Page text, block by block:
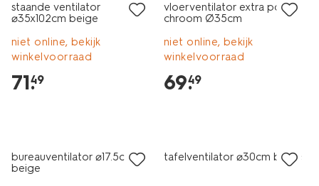
staande ventilator
⌀35x102cm beige
niet online, bekijk
winkelvoorraad
71.
49
vloerventilator extra power
chroom Ø35cm
niet online, bekijk
winkelvoorraad
69.
49
bureauventilator ⌀17.5cm
beige
tafelventilator ⌀30cm beige